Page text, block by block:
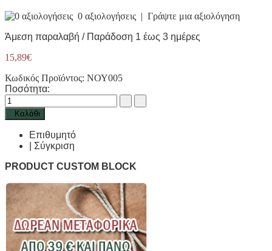
0 αξιολογήσεις | Γράψτε μια αξιολόγηση
Άμεση παραλαβή / Παράδοση 1 έως 3 ημέρες
15,89€
Κωδικός Προϊόντος: ΝΟΥ005
Ποσότητα:
Καλάθι
Επιθυμητό
Σύγκριση
PRODUCT CUSTOM BLOCK